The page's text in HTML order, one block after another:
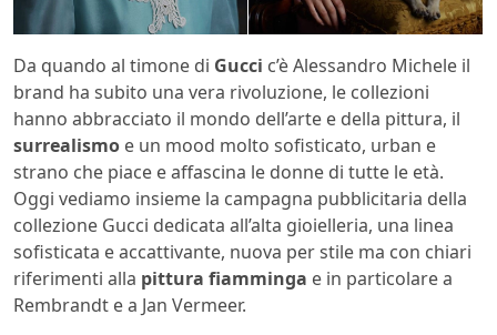
Da quando al timone di Gucci c’è Alessandro Michele il
brand ha subito una vera rivoluzione, le collezioni
hanno abbracciato il mondo dell’arte e della pittura, il
surrealismo e un mood molto sofisticato, urban e
strano che piace e affascina le donne di tutte le età.
Oggi vediamo insieme la campagna pubblicitaria della
collezione Gucci dedicata all’alta gioielleria, una linea
sofisticata e accattivante, nuova per stile ma con chiari
riferimenti alla pittura fiamminga e in particolare a
Rembrandt e a Jan Vermeer.